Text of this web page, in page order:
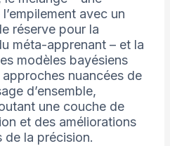
avec un
réserve pour la
méta-apprenant – et la
modèles bayésiens
nuancées de
d’ensemble,
une couche de
et des améliorations
de la précision.